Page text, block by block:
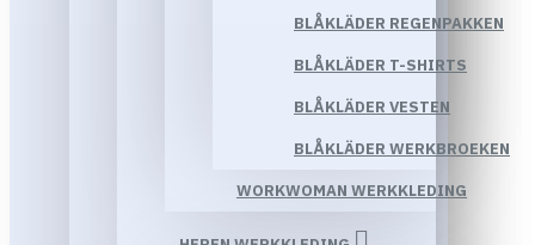
BLÅKLÄDER REGENPAKKEN
BLÅKLÄDER T-SHIRTS
BLÅKLÄDER VESTEN
BLÅKLÄDER WERKBROEKEN
WORKWOMAN WERKKLEDING